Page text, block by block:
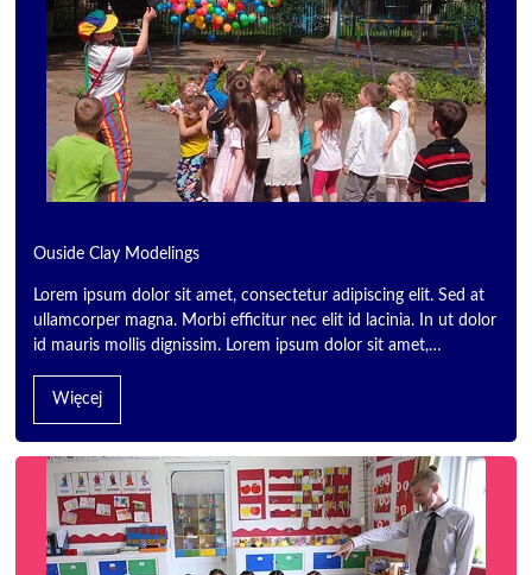
Ouside Clay Modelings
Lorem ipsum dolor sit amet, consectetur adipiscing elit. Sed at
ullamcorper magna. Morbi efficitur nec elit id lacinia. In ut dolor
id mauris mollis dignissim. Lorem ipsum dolor sit amet,…
Więcej